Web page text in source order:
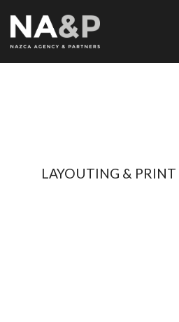
LAYOUTING &